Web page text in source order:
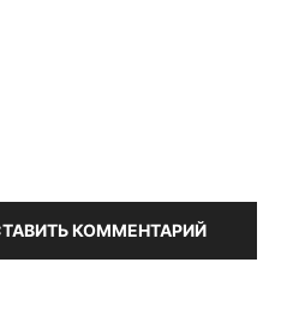
КОММЕНТАРИЙ